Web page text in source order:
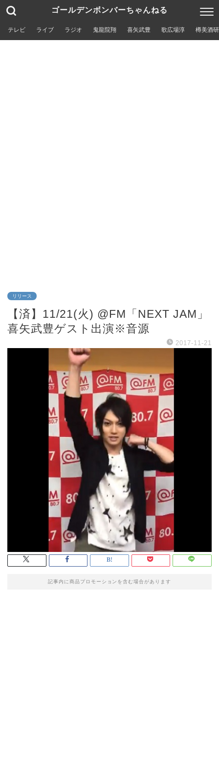
ゴールデンボンバーちゃんねる
テレビ ライブ ラジオ 鬼龍院翔 喜矢武豊 歌広場淳 樽美酒
リリース
【済】11/21(火) @FM「NEXT JAM」
喜矢武豊ゲスト出演※音源
2017-11-21
記事内に商品プロモーションを含む場合があります